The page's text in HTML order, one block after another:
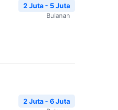
2 Juta - 5 Juta
Bulanan
2 Juta - 6 Juta